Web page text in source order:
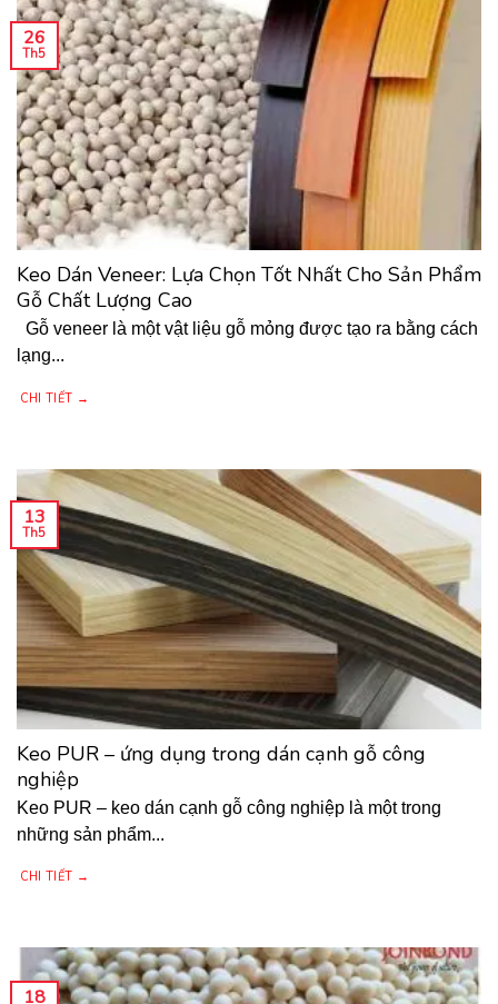
Keo Dán Veneer: Lựa Chọn Tốt Nhất Cho Sản Phẩm
Gỗ Chất Lượng Cao
Gỗ veneer là một vật liệu gỗ mỏng được tạo ra bằng cách
lạng...
CHI TIẾT →
26
Th5
Keo PUR – ứng dụng trong dán cạnh gỗ công
nghiệp
Keo PUR – keo dán cạnh gỗ công nghiệp là một trong
những sản phẩm...
CHI TIẾT →
13
Th5
18